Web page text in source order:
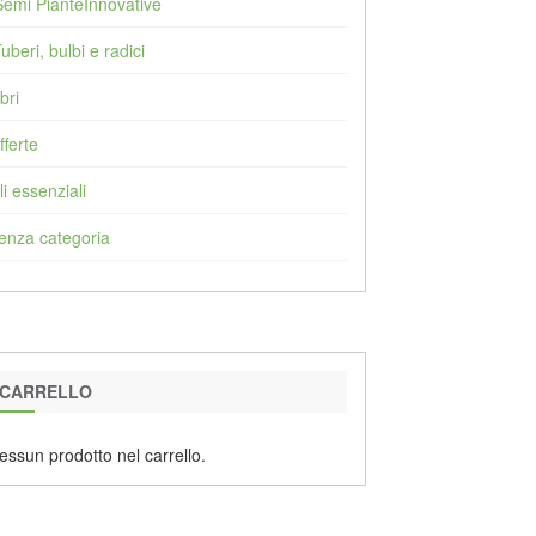
bulbi e radici
essenziali
categoria
CARRELLO
prodotto nel carrello.